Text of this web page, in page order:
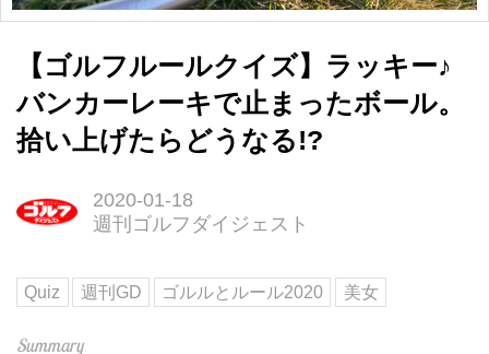
【ゴルフルールクイズ】ラッキー♪
バンカーレーキで止まったボール。
拾い上げたらどうなる!?
2020-01-18
週刊ゴルフダイジェスト
Quiz 週刊GD ゴルルとルール2020 美女